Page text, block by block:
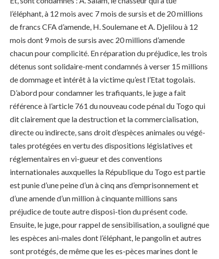
l’éléphant, à 12 mois avec 7 mois de sursis et de 20 millions
de francs CFA d’amende, H. Soulemane et A. Djelilou à 12
mois dont 9 mois de sursis avec 20 millions d’amende
chacun pour complicité. En réparation du préjudice, les trois
détenus sont solidaire-ment condamnés à verser 15 millions
de dommage et intérêt à la victime qu’est l’Etat togolais.
D’abord pour condamner les trafiquants, le juge a fait
référence à l’article 761 du nouveau code pénal du Togo qui
dit clairement que la destruction et la commercialisation,
directe ou indirecte, sans droit d’espèces animales ou végé-
tales protégées en vertu des dispositions législatives et
réglementaires en vi-gueur et des conventions
internationales auxquelles la République du Togo est partie
est punie d’une peine d’un à cinq ans d’emprisonnement et
d’une amende d’un million à cinquante millions sans
préjudice de toute autre disposi-tion du présent code.
Ensuite, le juge, pour rappel de sensibilisation, a souligné que
les espèces ani-males dont l’éléphant, le pangolin et autres
sont protégés, de même que les es-pèces marines dont le